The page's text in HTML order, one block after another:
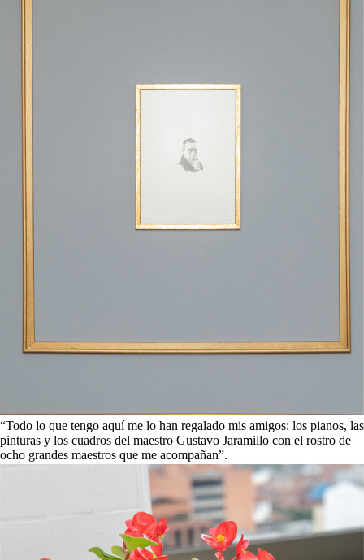
“Todo lo que tengo aquí me lo han regalado mis amigos: los pianos, las
pinturas y los cuadros del maestro Gustavo Jaramillo con el rostro de
ocho grandes maestros que me acompañan”.